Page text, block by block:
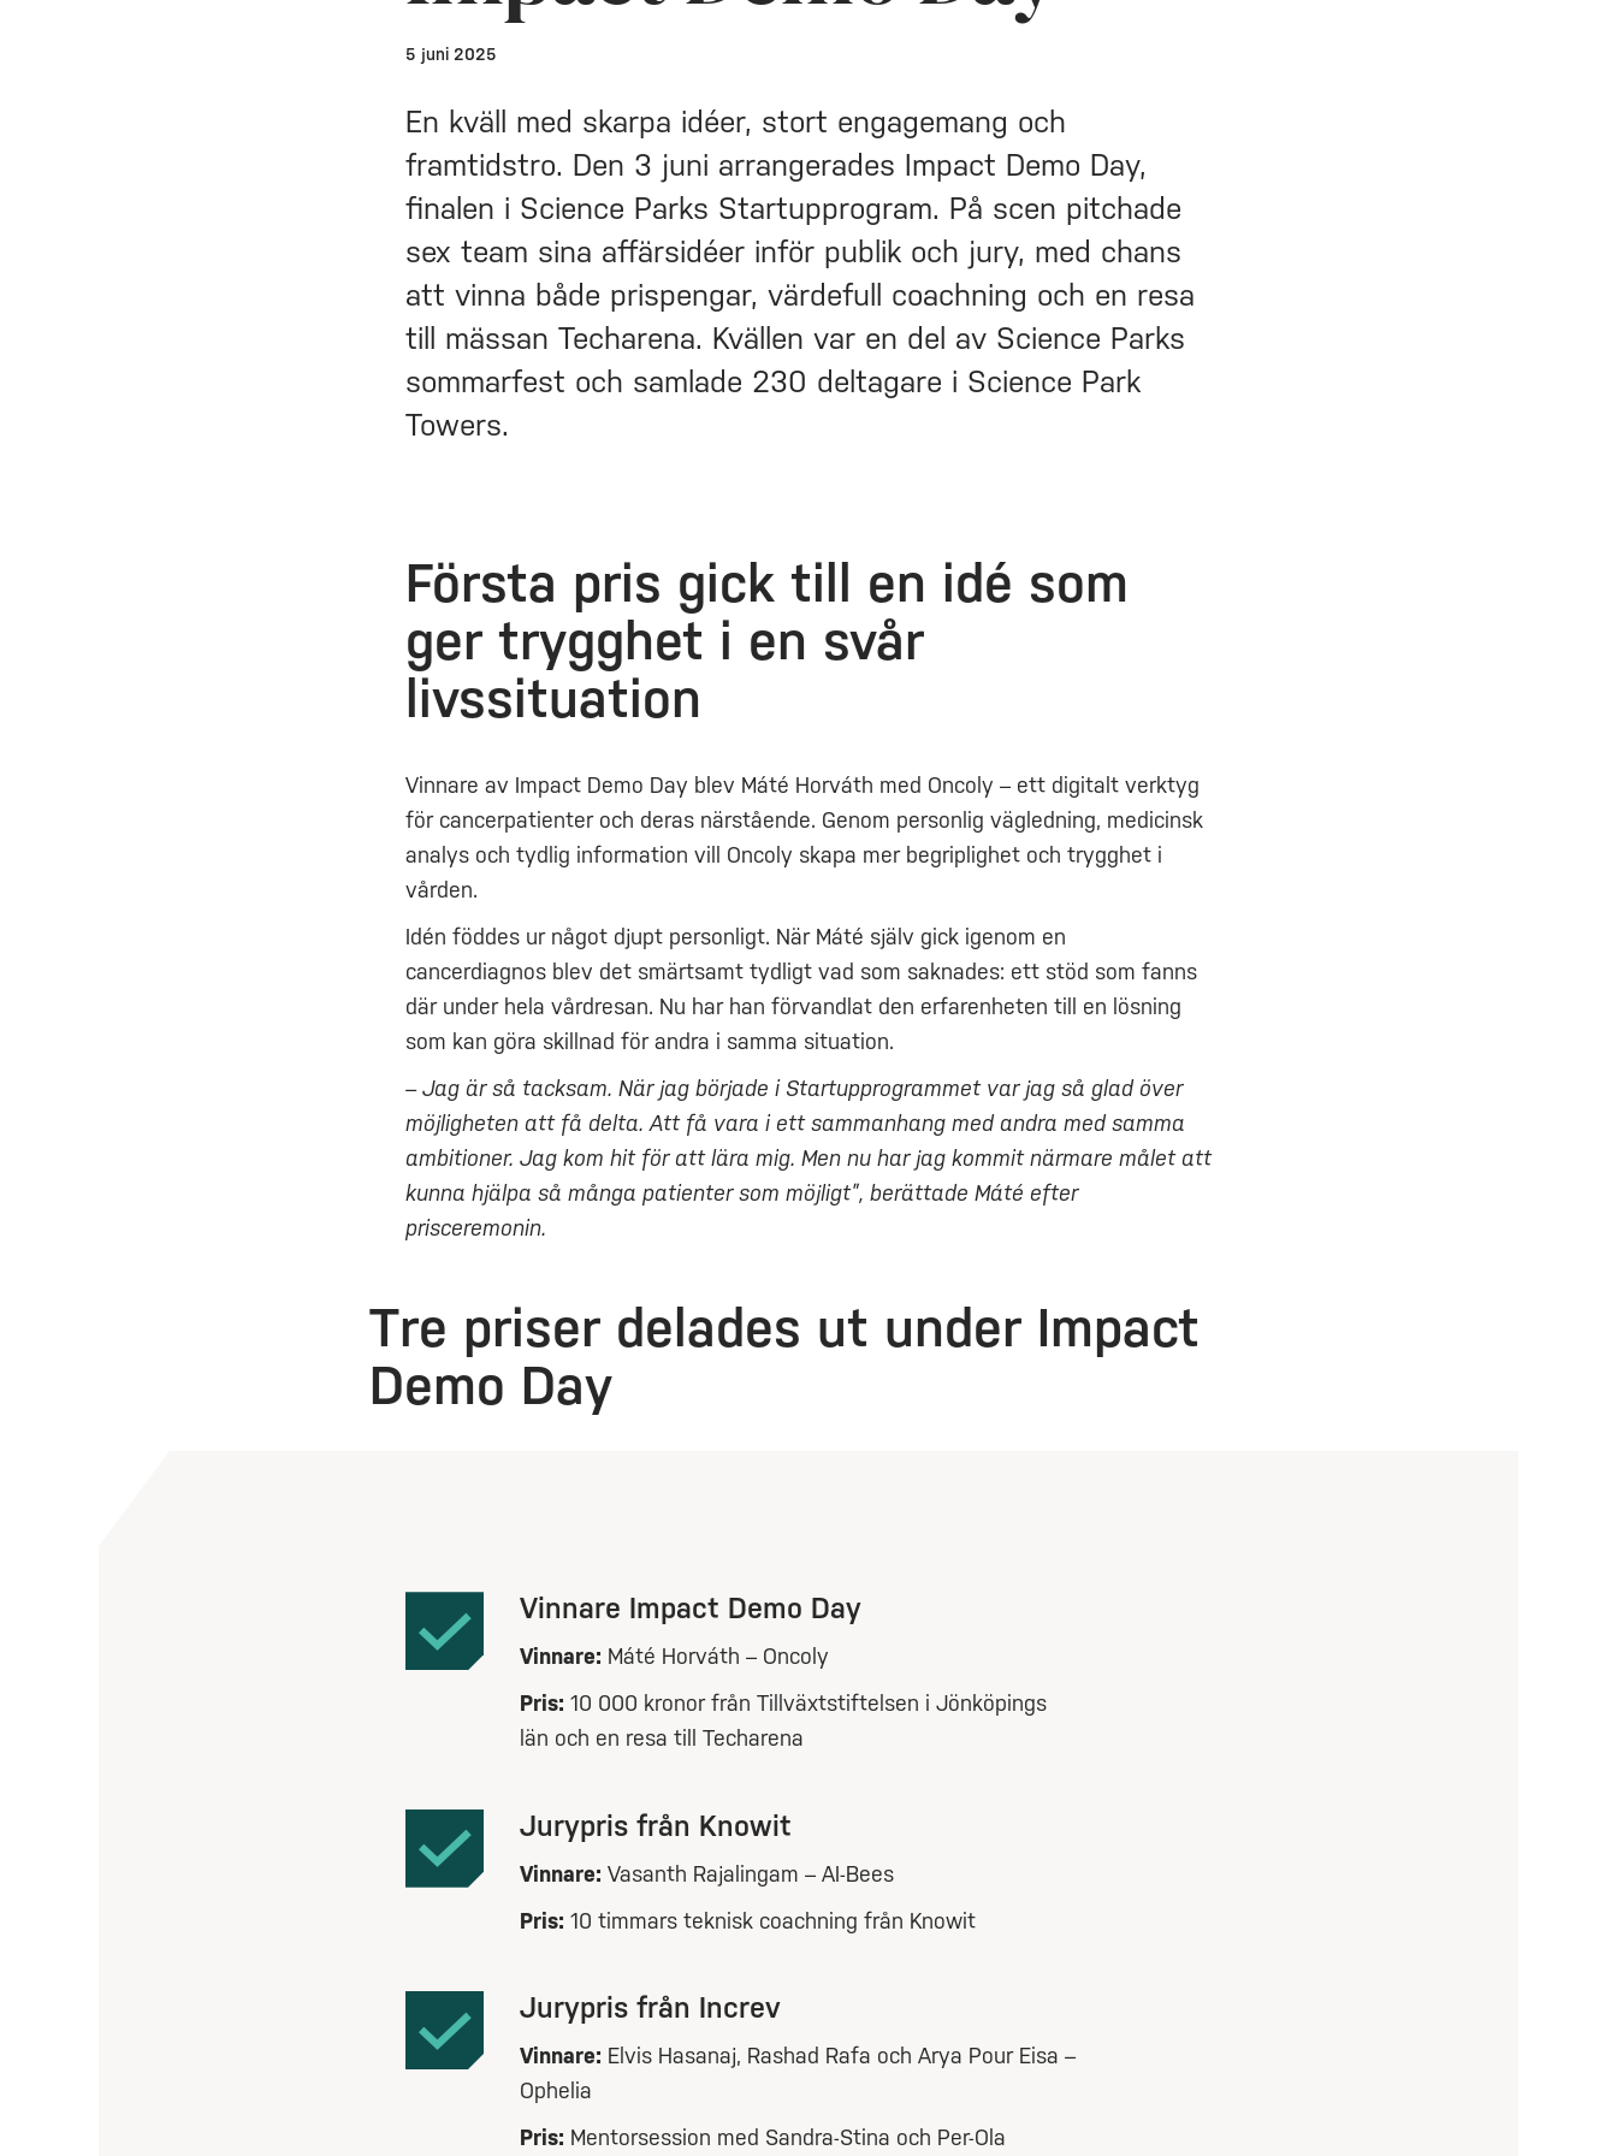
5 juni 2025
En kväll med skarpa idéer, stort engagemang och
framtidstro. Den 3 juni arrangerades Impact Demo Day,
finalen i Science Parks Startupprogram. På scen pitchade
sex team sina affärsidéer inför publik och jury, med chans
att vinna både prispengar, värdefull coachning och en resa
till mässan Techarena. Kvällen var en del av Science Parks
sommarfest och samlade 230 deltagare i Science Park
Towers.
Första pris gick till en idé som
ger trygghet i en svår
livssituation
Vinnare av Impact Demo Day blev Máté Horváth med Oncoly – ett digitalt verktyg
för cancerpatienter och deras närstående. Genom personlig vägledning, medicinsk
analys och tydlig information vill Oncoly skapa mer begriplighet och trygghet i
vården.
Idén föddes ur något djupt personligt. När Máté själv gick igenom en
cancerdiagnos blev det smärtsamt tydligt vad som saknades: ett stöd som fanns
där under hela vårdresan. Nu har han förvandlat den erfarenheten till en lösning
som kan göra skillnad för andra i samma situation.
– Jag är så tacksam. När jag började i Startupprogrammet var jag så glad över
möjligheten att få delta. Att få vara i ett sammanhang med andra med samma
ambitioner. Jag kom hit för att lära mig. Men nu har jag kommit närmare målet att
kunna hjälpa så många patienter som möjligt”, berättade Máté efter
prisceremonin.
Tre priser delades ut under Impact
Demo Day
Vinnare Impact Demo Day
Vinnare: Máté Horváth – Oncoly
Pris: 10 000 kronor från Tillväxtstiftelsen i Jönköpings
län och en resa till Techarena
Jurypris från Knowit
Vinnare: Vasanth Rajalingam – AI-Bees
Pris: 10 timmars teknisk coachning från Knowit
Jurypris från Increv
Vinnare: Elvis Hasanaj, Rashad Rafa och Arya Pour Eisa –
Ophelia
Pris: Mentorsession med Sandra-Stina och Per-Ola